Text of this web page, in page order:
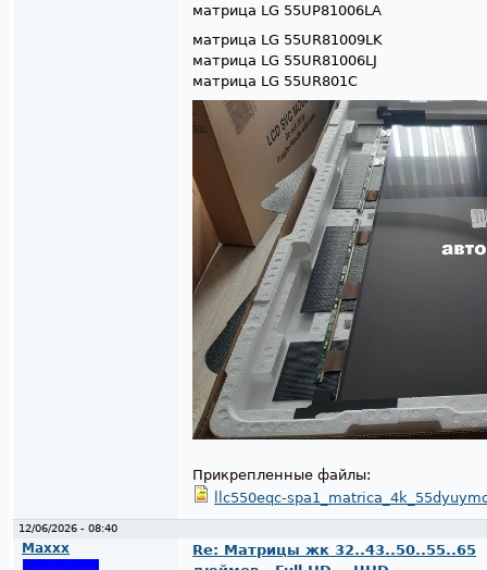
​​​​​​​матрица LG 55UP81006LA
матрица LG 55UR81009LK
матрица LG 55UR81006LJ
матрица LG 55UR801C
Прикрепленные файлы:
llc550eqc-
12/06/2026 - 08:40
Maxxx
Re: Матрицы жк 32..43..50..55..65